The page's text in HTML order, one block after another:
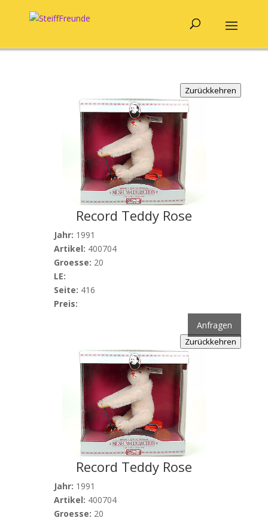
Zurückkehren
Record Teddy Rose
Jahr: 1991
Artikel: 400704
Groesse: 20
LE:
Seite: 416
Preis:
Anfragen
Zurückkehren
Record Teddy Rose
Jahr: 1991
Artikel: 400704
Groesse: 20